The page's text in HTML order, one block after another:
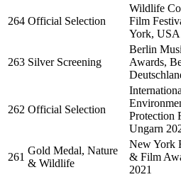
264 Official Selection
Wildlife
Film
York, USA
263 Silver Screening
Berlin
Awards,
262 Official Selection
Protection
Ungarn
261
Gold Medal, Nature
& Wildlife
New York
& Film
2021